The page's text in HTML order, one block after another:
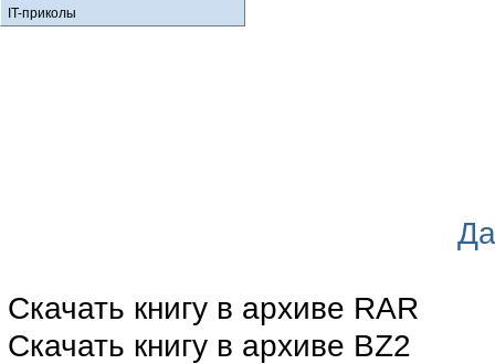
IT-приколы
Скачать книгу в архиве RAR
Скачать книгу в архиве BZ2